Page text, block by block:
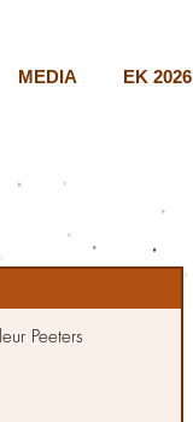
MEDIA EK 2026
Peeters